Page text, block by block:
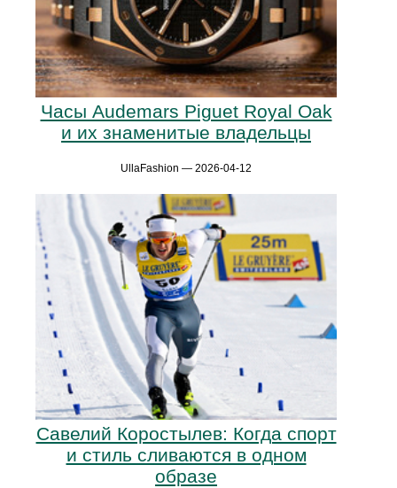
Часы Audemars Piguet Royal Oak
и их знаменитые владельцы
UllaFashion — 2026-04-12
Савелий Коростылев: Когда спорт
и стиль сливаются в одном
образе